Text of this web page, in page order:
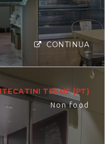
CONTINUA
TERME (PT)
Non food